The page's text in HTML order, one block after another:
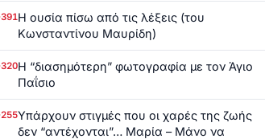
391Η ουσία πίσω από τις λέξεις (του
Κωνσταντίνου Μαυρίδη)
320Η “διασημότερη” φωτογραφία με τον Άγιο
Παΐσιο
255Υπάρχουν στιγμές που οι χαρές της ζωής
δεν “αντέχονται”… Μαρία – Μάνο να